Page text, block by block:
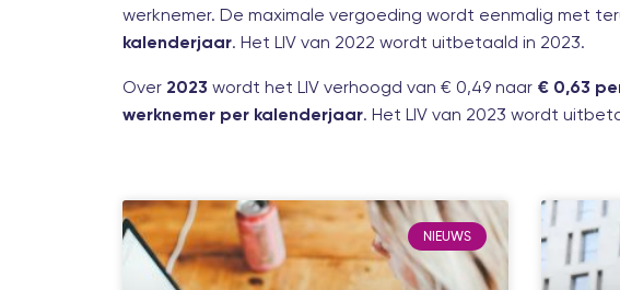
werknemer. De maximale vergoeding wordt eenmalig met
kalenderjaar. Het LIV van 2022 wordt uitbetaald in 2023.
Over 2023 wordt het LIV verhoogd van € 0,49 naar € 0,63
werknemer per kalenderjaar. Het LIV van 2023 wordt
NIEUWS